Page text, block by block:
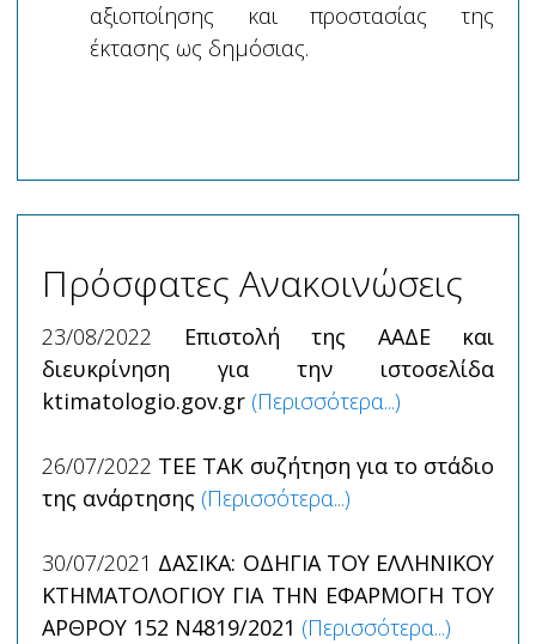
αξιοποίησης και προστασίας της
έκτασης ως δημόσιας.
Πρόσφατες Ανακοινώσεις
23/08/2022
Επιστολή της ΑΑΔΕ και
διευκρίνηση για την ιστοσελίδα
ktimatologio.gov.gr (Περισσότερα...)
26/07/2022 TEE TAK συζήτηση για το στάδιο
της ανάρτησης (Περισσότερα...)
30/07/2021 ΔΑΣΙΚΑ: ΟΔΗΓΙΑ ΤΟΥ ΕΛΛΗΝΙΚΟΥ
ΚΤΗΜΑΤΟΛΟΓΙΟΥ ΓΙΑ ΤΗΝ ΕΦΑΡΜΟΓΗ ΤΟΥ
ΑΡΘΡΟΥ 152 Ν4819/2021 (Περισσότερα...)